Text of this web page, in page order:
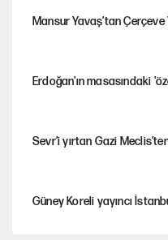
Mansur Yavaş’tan Çerçeve
Erdoğan'ın masasındaki
Sevr’i yırtan Gazi
Güney Koreli yayıncı